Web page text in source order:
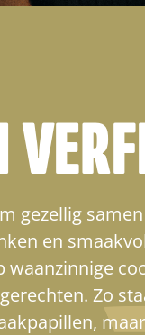
gezellig
en
Zo